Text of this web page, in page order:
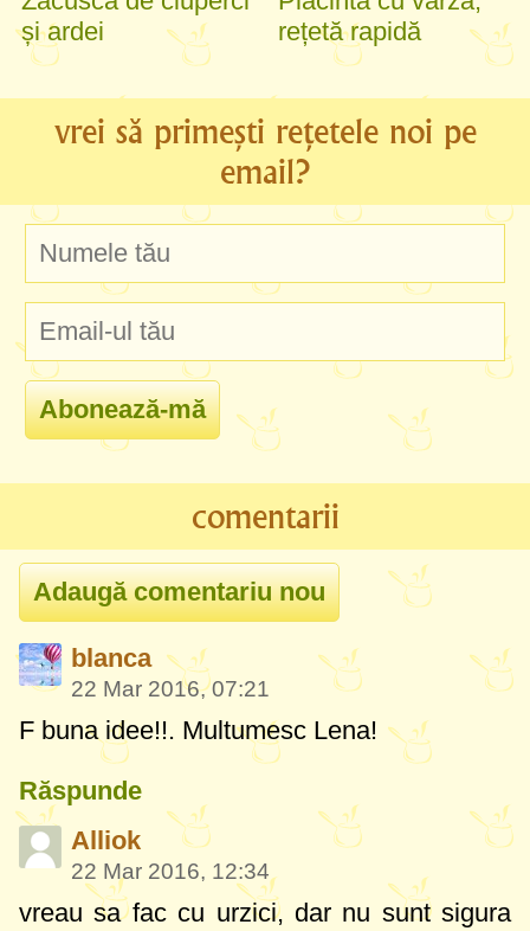
și ardei
rețetă rapidă
vrei să primești rețetele noi pe
email?
comentarii
blanca
22 Mar 2016, 07:21
F buna idee!!. Multumesc Lena!
Răspunde
Alliok
22 Mar 2016, 12:34
vreau sa fac cu urzici, dar nu sunt sigura